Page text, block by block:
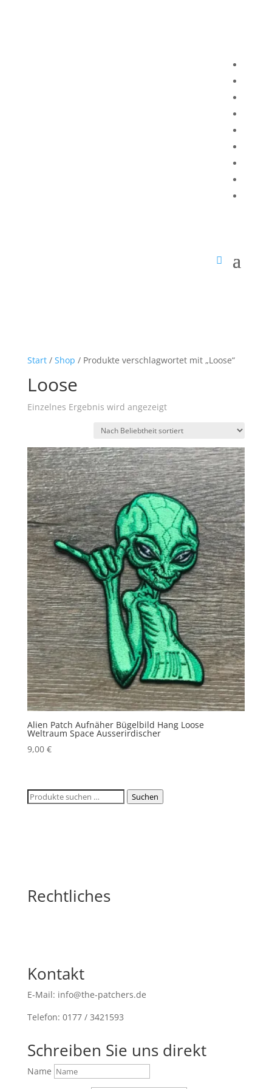
Start/ Shop / Produkte verschlagwortet mit „Loose“
Loose
Einzelnes Ergebnis wird angezeigt
Alien Patch Aufnäher Bügelbild Hang Loose
Weltraum Space Ausserirdischer
9,00 €
Suchen
Suchen
Rechtliches
Kontakt
E-Mail: info@the-patchers.de
Telefon: 0177 / 3421593
Schreiben Sie uns direkt
Name